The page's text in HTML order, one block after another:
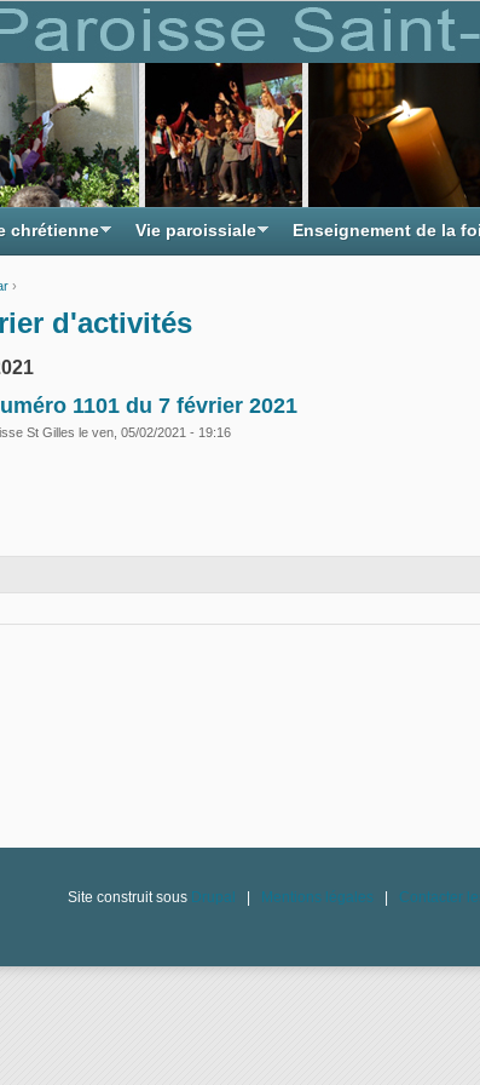
›
d'activités
1101 du 7 février 2021
St Gilles le ven, 05/02/2021 - 19:16
chrétienne Vie paroissiale Enseignement de la
Site construit sous Drupal Mentions légales Contacter